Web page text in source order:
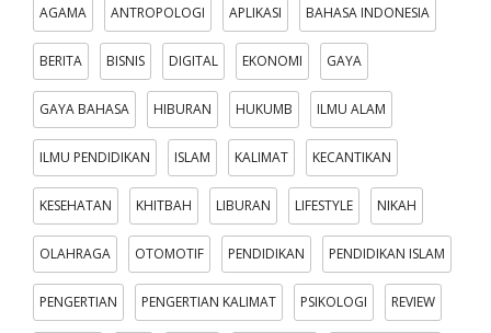
AGAMA ANTROPOLOGI APLIKASI BAHASA INDONESIA
BERITA BISNIS DIGITAL EKONOMI GAYA
GAYA BAHASA HIBURAN HUKUMB ILMU ALAM
ILMU PENDIDIKAN ISLAM KALIMAT KECANTIKAN
KESEHATAN KHITBAH LIBURAN LIFESTYLE NIKAH
OLAHRAGA OTOMOTIF PENDIDIKAN PENDIDIKAN ISLAM
PENGERTIAN PENGERTIAN KALIMAT PSIKOLOGI REVIEW